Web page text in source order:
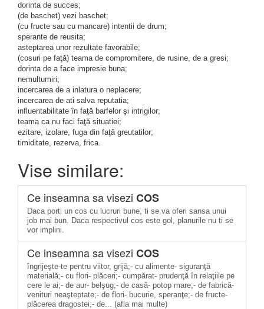
dorinta de succes;
(de baschet) vezi baschet;
(cu fructe sau cu mancare) intentii de drum;
sperante de reusita;
asteptarea unor rezultate favorabile;
(cosuri pe faţă) teama de compromitere, de rusine, de a gresi;
dorinta de a face impresie buna;
nemultumiri;
incercarea de a inlatura o neplacere;
incercarea de ati salva reputatia;
influentabilitate în faţă barfelor şi intrigilor;
teama ca nu faci faţă situatiei;
ezitare, izolare, fuga din faţă greutatilor;
timiditate, rezerva, frica.
Vise similare:
Ce inseamna sa visezi COS
Daca porti un cos cu lucruri bune, ti se va oferi sansa unui
job mai bun. Daca respectivul cos este gol, planurile nu ti se
vor implini.
Ce inseamna sa visezi COS
îngrijeşte-te pentru viitor, grijă;- cu alimente- siguranţă
materială;- cu flori- plăceri;- cumpărat- prudenţă în relaţiile pe
cere le ai;- de aur- belşug;- de casă- potop mare;- de fabrică-
venituri neaşteptate;- de flori- bucurie, speranţe;- de fructe-
plăcerea dragostei;- de... (afla mai multe)